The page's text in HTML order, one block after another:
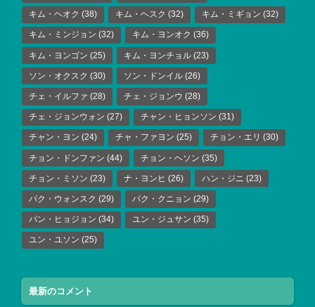
キム・ヘオク (38) キム・ヘスク (32) キム・ミギョン (32)
キム・ミンジョン (32) キム・ヨンオク (36)
キム・ヨンゴン (25) キム・ヨンチョル (23)
ソン・オクスク (30) ソン・ドンイル (26)
チェ・イルファ (28) チェ・ジョンウ (28)
チェ・ジョンウォン (27) チャン・ヒョンソン (31)
チャン・ヨン (24) チャ・ファヨン (25) チョン・エリ (30)
チョン・ドンファン (44) チョン・ヘソン (35)
チョン・ミソン (23) ナ・ヨンヒ (26) ハン・ジニ (23)
パク・ウォンスク (29) パク・クニョン (29)
パン・ヒョジョン (34) ユン・ジュサン (35)
ユン・ユソン (25)
最新のコメント